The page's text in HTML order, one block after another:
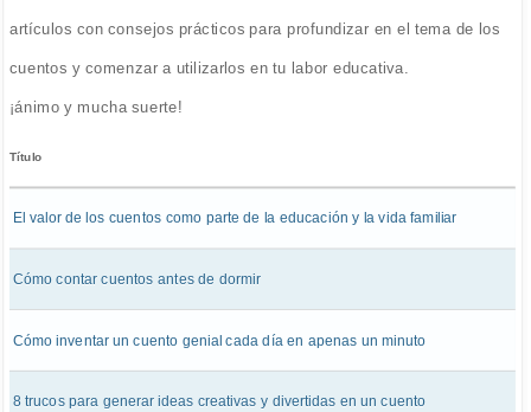
artículos con consejos prácticos para profundizar en el tema de los
cuentos y comenzar a utilizarlos en tu labor educativa.
¡ánimo y mucha suerte!
Título
El valor de los cuentos como parte de la educación y la vida familiar
Cómo contar cuentos antes de dormir
Cómo inventar un cuento genial cada día en apenas un minuto
8 trucos para generar ideas creativas y divertidas en un cuento